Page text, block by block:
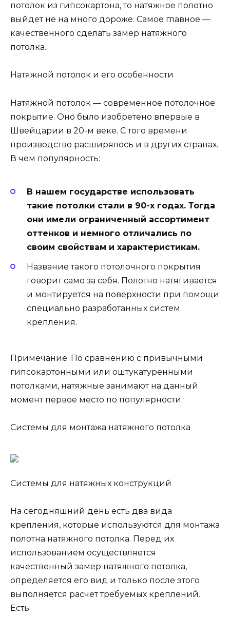
потолок из гипсокартона, то натяжное полотно
выйдет не на много дороже. Самое главное —
качественного сделать замер натяжного
потолка.
Натяжной потолок и его особенности
Натяжной потолок — современное потолочное
покрытие. Оно было изобретено впервые в
Швейцарии в 20-м веке. С того времени
производство расширялось и в других странах.
В чем популярность:
В нашем государстве использовать
такие потолки стали в 90-х годах. Тогда
они имели ограниченный ассортимент
оттенков и немного отличались по
своим свойствам и характеристикам.
Название такого потолочного покрытия
говорит само за себя. Полотно натягивается
и монтируется на поверхности при помощи
специально разработанных систем
крепления.
Примечание. По сравнению с привычными
гипсокартонными или оштукатуренными
потолками, натяжные занимают на данный
момент первое место по популярности.
Системы для монтажа натяжного потолка
Системы для натяжных конструкций
На сегодняшний день есть два вида
крепления, которые используются для монтажа
полотна натяжного потолка. Перед их
использованием осуществляется
качественный замер натяжного потолка,
определяется его вид и только после этого
выполняется расчет требуемых креплений.
Есть: